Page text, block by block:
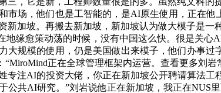
场，他们也是工智能的，是AI原生使用，正在他
加坡。再搬去新加坡，新加坡认为做大模子是一
缘愈策动荡的时候，没有中国这么快。很是关心
规模的使用，仍是美国做出来模子，他们办事过
正在全球管理框架内运营。查看更多刘
注AI的投资大佬，你正在新加坡公开聘请算法工
共AI研究。”刘岩说他正在新加坡，我正在NUS